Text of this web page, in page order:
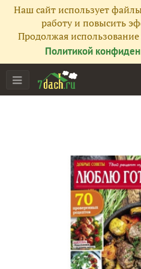
Наш сайт использует
работу и повысить
Продолжая использование
Политикой
Все публикации
Сейчас обсуждают